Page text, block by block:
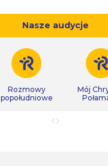
Nasze audycje
Rozmowy
popołudniowe
Mój